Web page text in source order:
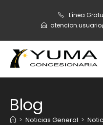
Línea
Blog
> Noticias General >